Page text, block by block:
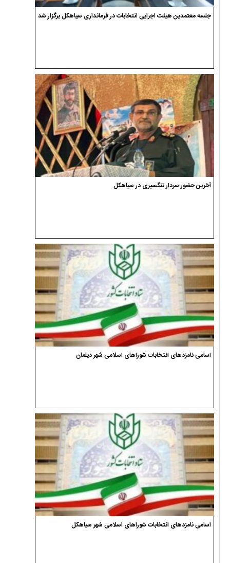
جلسه معتمدین هیئت اجرایی انتخابات در فرمانداری سیاهکل برگزار شد
آخرین حضور سردار تنگسیری در سیاهکل
اسامی نامزدهای انتخابات شوراهای اسلامی شهر دیلمان
اسامی نامزدهای انتخابات شوراهای اسلامی شهر سیاهکل